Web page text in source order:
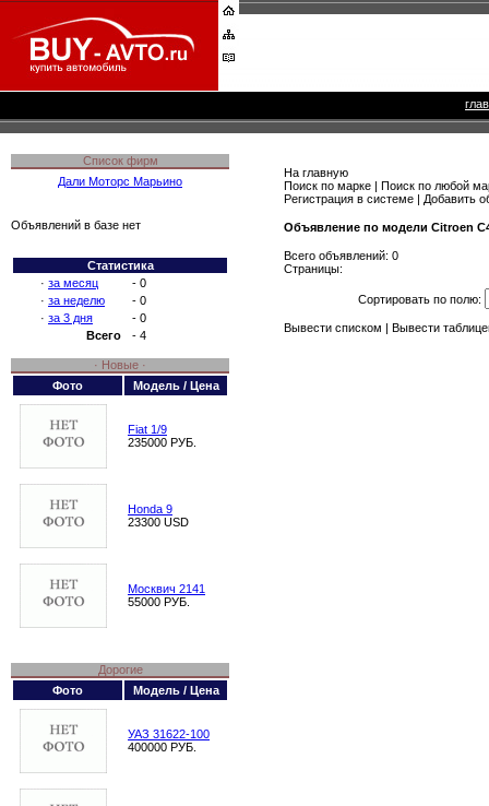
Список фирм
Дали Моторс Марьино
Объявлений в базе нет
Статистика
· за месяц
- 0
· за неделю
- 0
· за 3 дня
- 0
Всего
- 4
· Новые ·
Фото
Модель / Цена
Fiat 1/9
235000 РУБ.
Honda 9
23300 USD
Москвич 2141
55000 РУБ.
Дорогие
Фото
Модель / Цена
УАЗ 31622-100
400000 РУБ.
На главную
Поиск по марке | Поиск по любой
Регистрация в системе | Добавить
Объявление по модели Citroen
Всего объявлений: 0
Страницы:
Сортировать по полю:
Вывести списком Вывести